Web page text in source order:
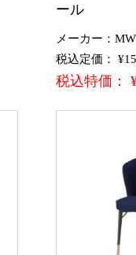
ール
メーカー：
税込定価：
税込特価：